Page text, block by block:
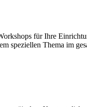
für Ihre
speziellen Thema im